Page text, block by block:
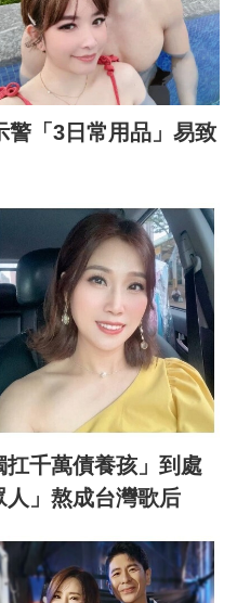
警「3日常用品」易致
千萬債養孩」到處
」熬成台灣歌后